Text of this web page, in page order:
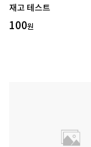
재고 테스트
100원